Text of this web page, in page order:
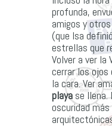
profunda,
amigos y
(que Isa
estrellas que
Volver a ver la
cerrar los ojos
la cara. Ver
playa se llena.
oscuridad